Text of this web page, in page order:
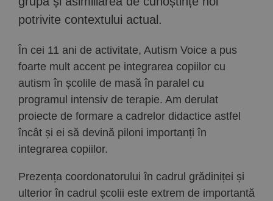
potrivite contextului actual.
În cei 11 ani de activitate, Autism Voice a pus
foarte mult accent pe integrarea copiilor cu
autism în școlile de masă în paralel cu
programul intensiv de terapie. Am derulat
proiecte de formare a cadrelor didactice astfel
încât și ei să devină piloni importanți în
integrarea copiilor.
Prezența coordonatorului în cadrul grădiniței și
ulterior în cadrul școlii este extrem de importantă